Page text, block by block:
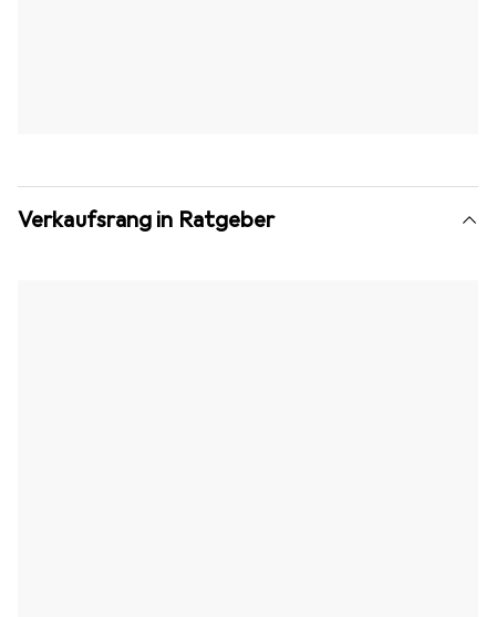
Verkaufsrang in Ratgeber